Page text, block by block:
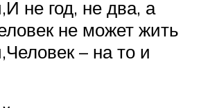
не год, не два, а
не может жить
– на то и